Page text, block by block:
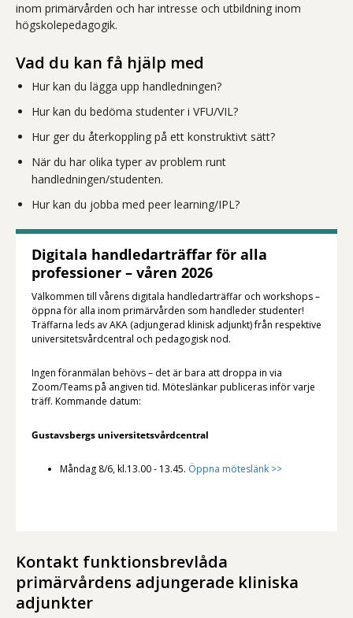
inom primärvården och har intresse och utbildning inom
högskolepedagogik.
Vad du kan få hjälp med
Hur kan du lägga upp handledningen?
Hur kan du bedöma studenter i VFU/VIL?
Hur ger du återkoppling på ett konstruktivt sätt?
När du har olika typer av problem runt
handledningen/studenten.
Hur kan du jobba med peer learning/IPL?
Digitala handledarträffar för alla
professioner – våren 2026
Välkommen till vårens digitala handledarträffar och workshops –
öppna för alla inom primärvården som handleder studenter!
Träffarna leds av AKA (adjungerad klinisk adjunkt) från respektive
universitetsvårdcentral och pedagogisk nod.
Ingen föranmälan behövs – det är bara att droppa in via
Zoom/Teams på angiven tid. Möteslänkar publiceras inför varje
träff. Kommande datum:
Gustavsbergs universitetsvårdcentral
Måndag 8/6, kl.13.00 - 13.45. Öppna möteslänk >>
Kontakt funktionsbrevlåda
primärvårdens adjungerade kliniska
adjunkter